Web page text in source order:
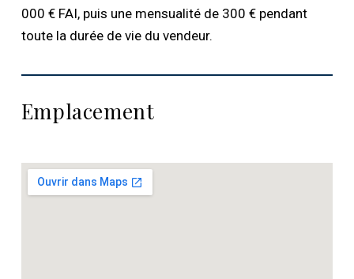
000 € FAI, puis une mensualité de 300 € pendant
toute la durée de vie du vendeur.
Emplacement